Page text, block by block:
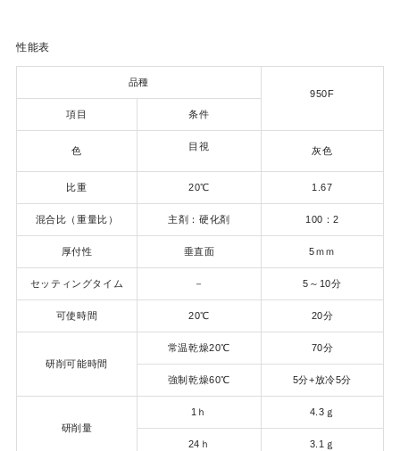
性能表
品種
950F
項目
条件
色 目視 灰色
比重 20℃ 1.67
混合比（重量比） 主剤：硬化剤 100：2
厚付性 垂直面 5ｍｍ
セッティングタイム － 5～10分
可使時間 20℃ 20分
研削可能時間
常温乾燥20℃ 70分
強制乾燥60℃ 5分+放冷5分
研削量
1ｈ 4.3ｇ
24ｈ 3.1ｇ